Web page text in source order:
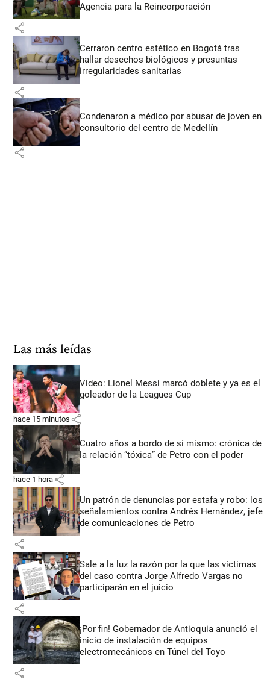
Agencia para la Reincorporación
share
Cerraron centro estético en Bogotá tras
hallar desechos biológicos y presuntas
irregularidades sanitarias
share
Condenaron a médico por abusar de joven en
consultorio del centro de Medellín
share
Las más leídas
Video: Lionel Messi marcó doblete y ya es el
goleador de la Leagues Cup
hace 15 minutos share
Cuatro años a bordo de sí mismo: crónica de
la relación “tóxica” de Petro con el poder
hace 1 hora share
Un patrón de denuncias por estafa y robo: los
señalamientos contra Andrés Hernández, jefe
de comunicaciones de Petro
share
Sale a la luz la razón por la que las víctimas
del caso contra Jorge Alfredo Vargas no
participarán en el juicio
share
¡Por fin! Gobernador de Antioquia anunció el
inicio de instalación de equipos
electromecánicos en Túnel del Toyo
share